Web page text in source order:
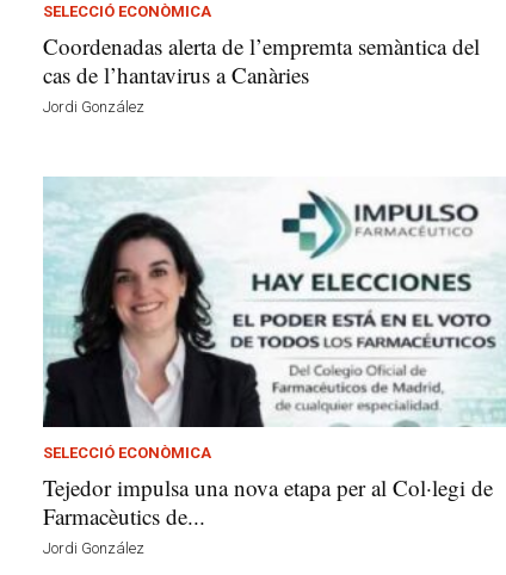
SELECCIÓ ECONÒMICA
Coordenadas alerta de l’empremta semàntica del
cas de l’hantavirus a Canàries
Jordi González
SELECCIÓ ECONÒMICA
Tejedor impulsa una nova etapa per al Col·legi de
Farmacèutics de...
Jordi González